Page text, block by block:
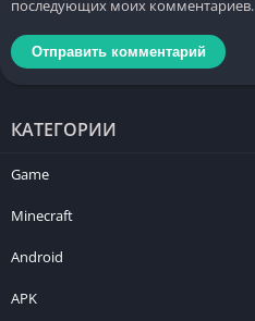
последующих моих комментариев.
КАТЕГОРИИ
Game
Minecraft
Android
APK